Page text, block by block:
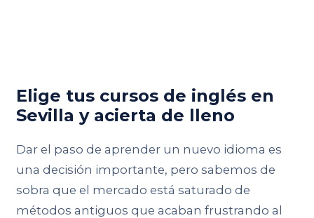
Elige tus cursos de inglés en
Sevilla y acierta de lleno
Dar el paso de aprender un nuevo idioma es
una decisión importante, pero sabemos de
sobra que el mercado está saturado de
métodos antiguos que acaban frustrando al